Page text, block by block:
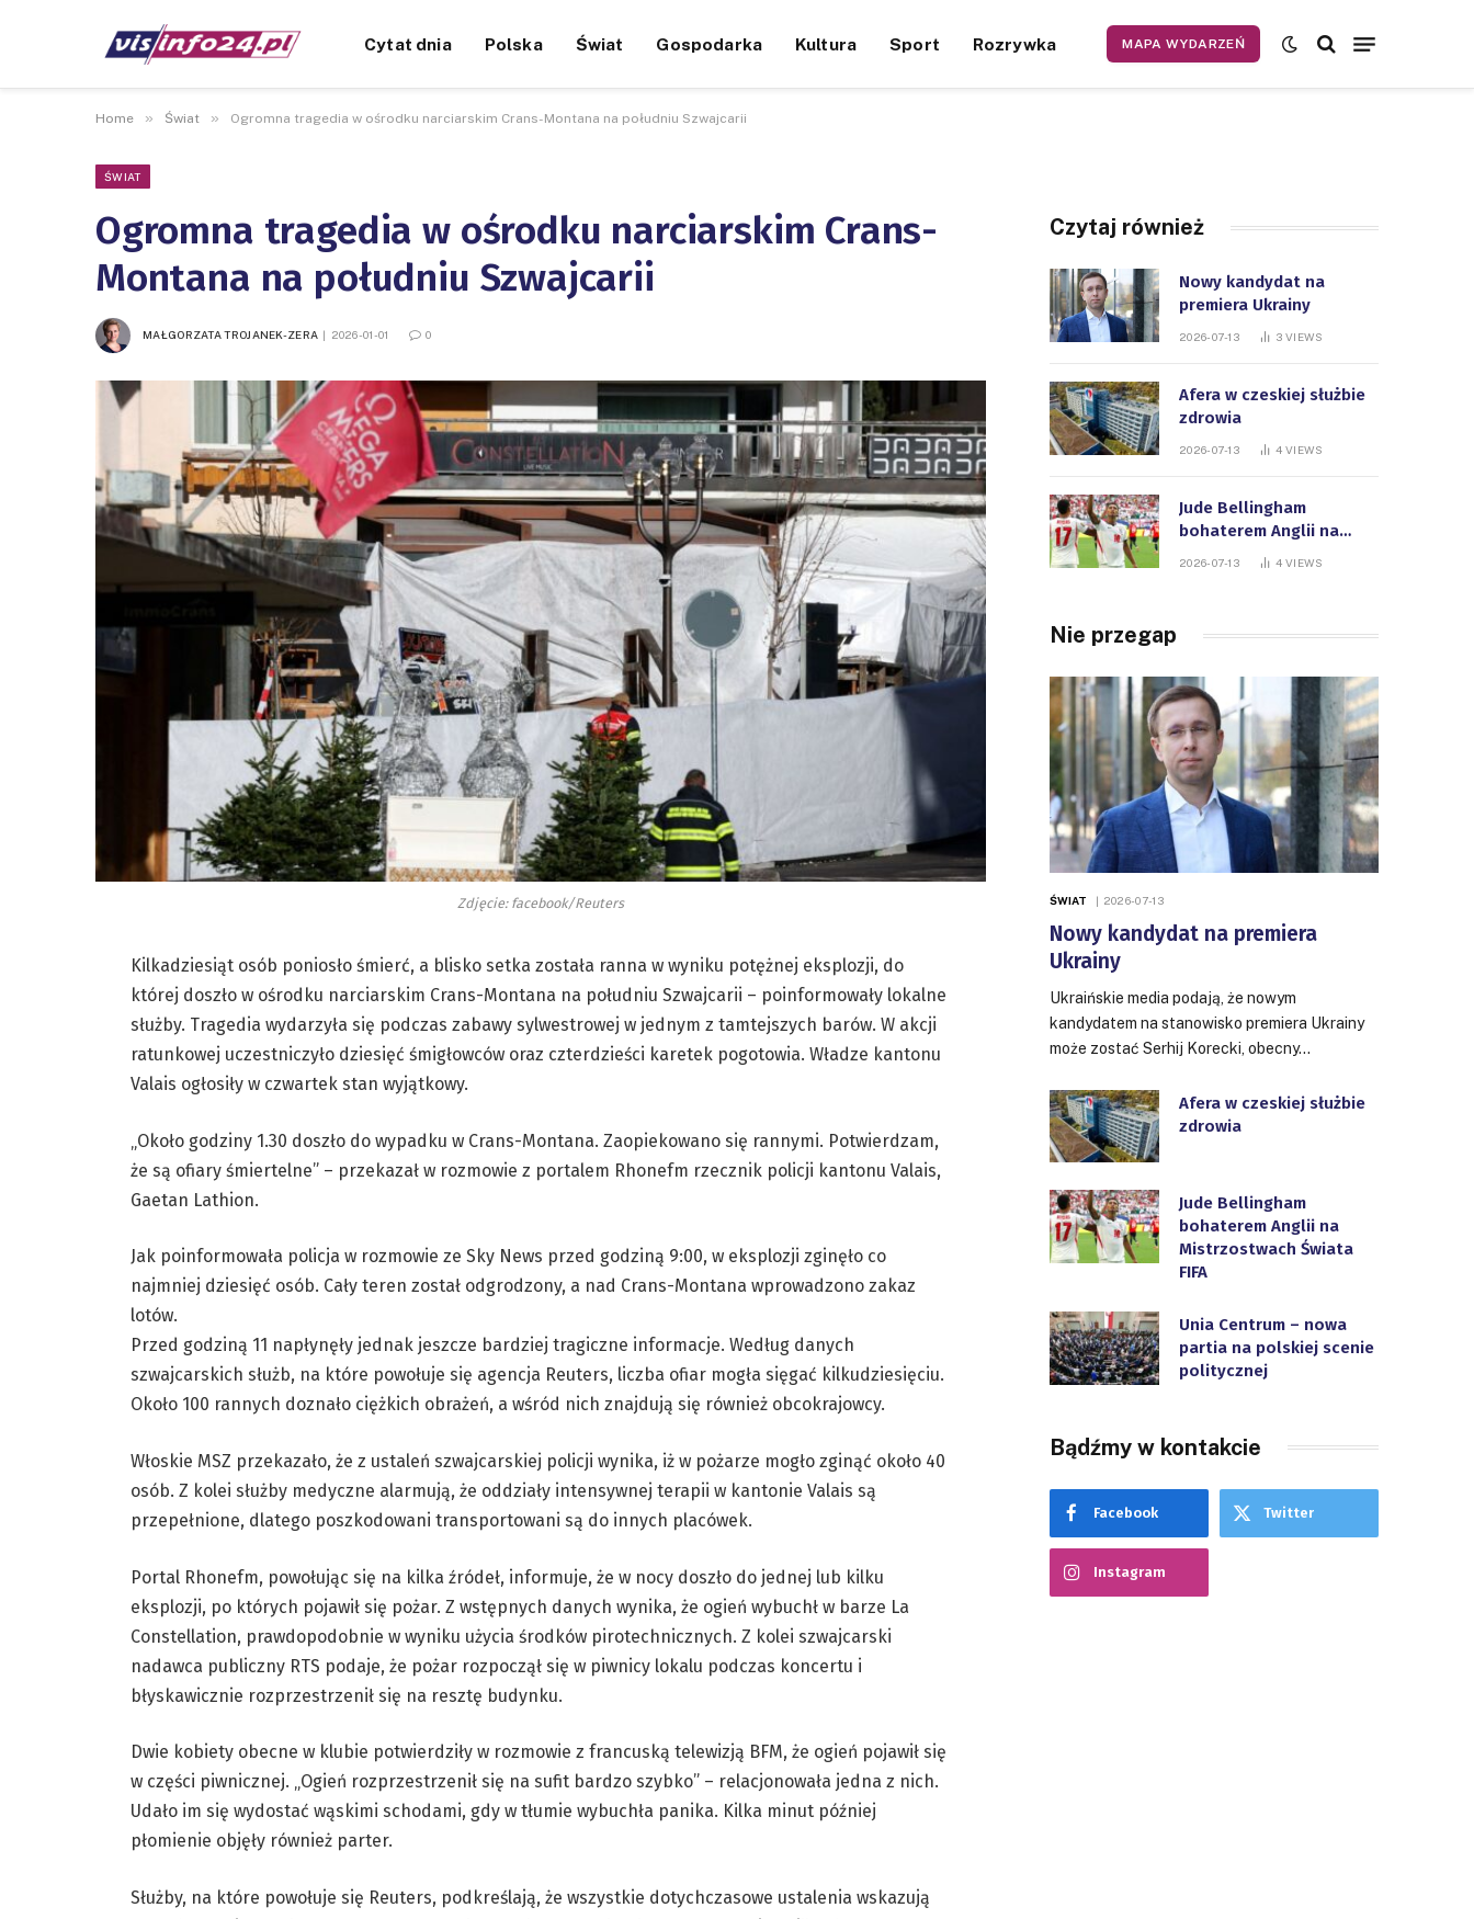
Cytat dnia Polska Świat Gospodarka Kultura Sport Rozrywka MAPA WYDARZEŃ
Home » Świat » Ogromna tragedia w ośrodku narciarskim Crans-Montana na południu Szwajcarii
ŚWIAT
Ogromna tragedia w ośrodku narciarskim Crans-
Montana na południu Szwajcarii
MAŁGORZATA TROJANEK-ZERA 2026-01-01 0
Zdjęcie: facebook/Reuters
Kilkadziesiąt osób poniosło śmierć, a blisko setka została ranna w wyniku potężnej eksplozji, do
której doszło w ośrodku narciarskim Crans-Montana na południu Szwajcarii – poinformowały lokalne
służby. Tragedia wydarzyła się podczas zabawy sylwestrowej w jednym z tamtejszych barów. W akcji
ratunkowej uczestniczyło dziesięć śmigłowców oraz czterdzieści karetek pogotowia. Władze kantonu
Valais ogłosiły w czwartek stan wyjątkowy.
„Około godziny 1.30 doszło do wypadku w Crans-Montana. Zaopiekowano się rannymi. Potwierdzam,
że są ofiary śmiertelne” – przekazał w rozmowie z portalem Rhonefm rzecznik policji kantonu Valais,
Gaetan Lathion.
Jak poinformowała policja w rozmowie ze Sky News przed godziną 9:00, w eksplozji zginęło co
najmniej dziesięć osób. Cały teren został odgrodzony, a nad Crans-Montana wprowadzono zakaz
lotów.
Przed godziną 11 napłynęły jednak jeszcze bardziej tragiczne informacje. Według danych
szwajcarskich służb, na które powołuje się agencja Reuters, liczba ofiar mogła sięgać kilkudziesięciu.
Około 100 rannych doznało ciężkich obrażeń, a wśród nich znajdują się również obcokrajowcy.
Włoskie MSZ przekazało, że z ustaleń szwajcarskiej policji wynika, iż w pożarze mogło zginąć około 40
osób. Z kolei służby medyczne alarmują, że oddziały intensywnej terapii w kantonie Valais są
przepełnione, dlatego poszkodowani transportowani są do innych placówek.
Portal Rhonefm, powołując się na kilka źródeł, informuje, że w nocy doszło do jednej lub kilku
eksplozji, po których pojawił się pożar. Z wstępnych danych wynika, że ogień wybuchł w barze La
Constellation, prawdopodobnie w wyniku użycia środków pirotechnicznych. Z kolei szwajcarski
nadawca publiczny RTS podaje, że pożar rozpoczął się w piwnicy lokalu podczas koncertu i
błyskawicznie rozprzestrzenił się na resztę budynku.
Dwie kobiety obecne w klubie potwierdziły w rozmowie z francuską telewizją BFM, że ogień pojawił się
w części piwnicznej. „Ogień rozprzestrzenił się na sufit bardzo szybko” – relacjonowała jedna z nich.
Udało im się wydostać wąskimi schodami, gdy w tłumie wybuchła panika. Kilka minut później
płomienie objęły również parter.
Służby, na które powołuje się Reuters, podkreślają, że wszystkie dotychczasowe ustalenia wskazują
Czytaj również
Nowy kandydat na
premiera Ukrainy
2026-07-13 3 VIEWS
Afera w czeskiej służbie
zdrowia
2026-07-13 4 VIEWS
Jude Bellingham
bohaterem Anglii na
Mistrzostwach Świata
2026-07-13 4 VIEWS
Nie przegap
ŚWIAT 2026-07-13
Nowy kandydat na premiera
Ukrainy
Ukraińskie media podają, że nowym
kandydatem na stanowisko premiera Ukrainy
może zostać Serhij Korecki, obecny…
Afera w czeskiej służbie
zdrowia
Jude Bellingham
bohaterem Anglii na
Mistrzostwach Świata
FIFA
Unia Centrum – nowa
partia na polskiej scenie
politycznej
Bądźmy w kontakcie
Facebook Twitter
Instagram